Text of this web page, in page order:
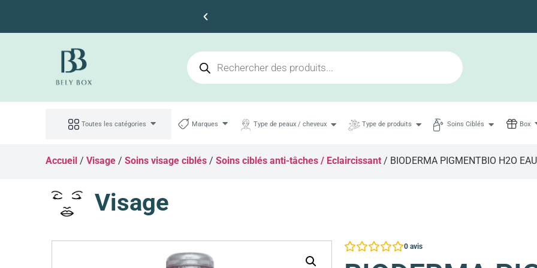
Toutes les catégories Marques Type de peaux / cheveux Type de produits Soins Ciblés Box
Accueil /Visage /Soins visage ciblés /Soins ciblés anti-tâches / Eclaircissant / BIODERMA PIGMENTBIO H2O
Visage
0 avis